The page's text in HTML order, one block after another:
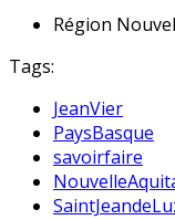
Région
Tags:
JeanVier
PaysBasque
savoirfaire